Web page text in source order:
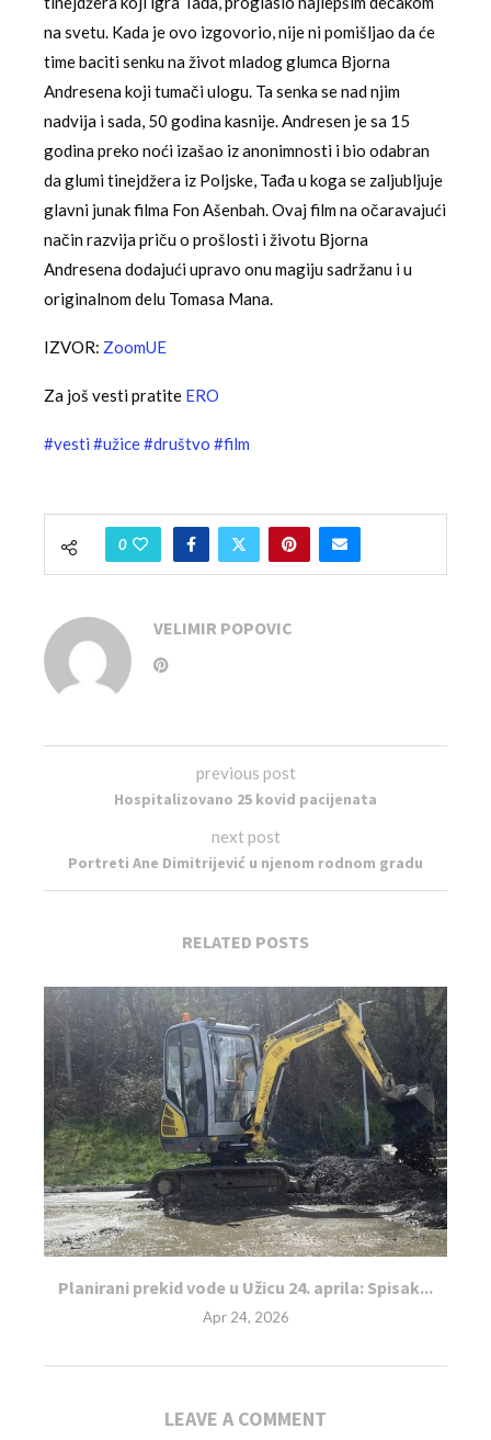
na svetu. Kada je ovo izgovorio, nije ni pomišljao da će
time baciti senku na život mladog glumca Bjorna
Andresena koji tumači ulogu. Ta senka se nad njim
nadvija i sada, 50 godina kasnije. Andresen je sa 15
godina preko noći izašao iz anonimnosti i bio odabran
da glumi tinejdžera iz Poljske, Tađa u koga se zaljubljuje
glavni junak filma Fon Ašenbah. Ovaj film na očaravajući
način razvija priču o prošlosti i životu Bjorna
Andresena dodajući upravo onu magiju sadržanu i u
originalnom delu Tomasa Mana.
IZVOR: ZoomUE
Za još vesti pratite ERO
#vesti #užice#društvo #film
0
VELIMIR POPOVIC
previous post
Hospitalizovano 25 kovid pacijenata
next post
Portreti Ane Dimitrijević u njenom rodnom gradu
RELATED POSTS
Planirani prekid vode u Užicu 24. aprila: Spisak...
Apr 24, 2026
LEAVE A COMMENT